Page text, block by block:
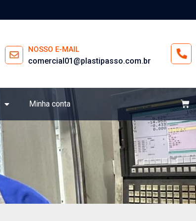
NOSSO E-MAIL
comercial01@plastipasso.com.br
Minha conta